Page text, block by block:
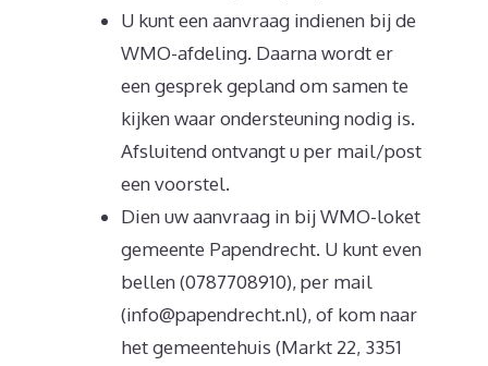
U kunt een aanvraag indienen bij de
WMO-afdeling. Daarna wordt er
een gesprek gepland om samen te
kijken waar ondersteuning nodig is.
Afsluitend ontvangt u per mail/post
een voorstel.
Dien uw aanvraag in bij WMO-loket
gemeente Papendrecht. U kunt even
bellen (0787708910), per mail
(info@papendrecht.nl), of kom naar
het gemeentehuis (Markt 22, 3351